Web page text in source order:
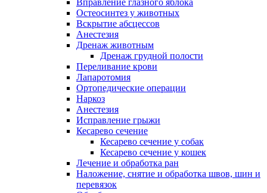
Вправление глазного яблока
Остеосинтез у животных
Вскрытие абсцессов
Анестезия
Дренаж животным
Дренаж грудной полости
Переливание крови
Лапаротомия
Ортопедические операции
Наркоз
Анестезия
Исправление грыжи
Кесарево сечение
Кесарево сечение у собак
Кесарево сечение у кошек
Лечение и обработка ран
Наложение, снятие и обработка швов, шин и
перевязок